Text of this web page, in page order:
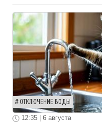
ОТКЛЮЧЕНИЕ ВОДЫ
12:35 | 6 августа